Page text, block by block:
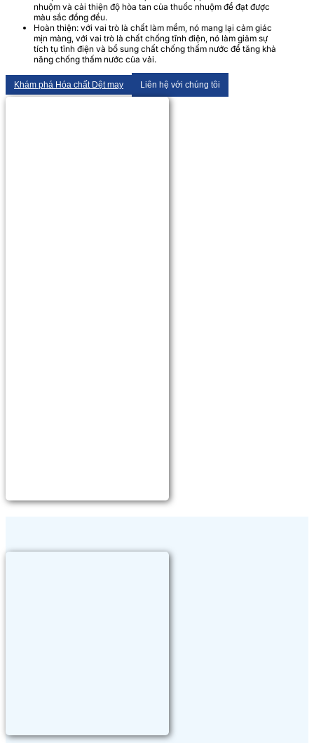
nhuộm và cải thiện độ hòa tan của thuốc nhuộm để đạt được
màu sắc đồng đều.
Hoàn thiện: với vai trò là chất làm mềm, nó mang lại cảm giác
mịn màng, với vai trò là chất chống tĩnh điện, nó làm giảm sự
tích tụ tĩnh điện và bổ sung chất chống thấm nước để tăng khả
năng chống thấm nước của vải.
Khám phá Hóa chất Dệt may Liên hệ với chúng tôi